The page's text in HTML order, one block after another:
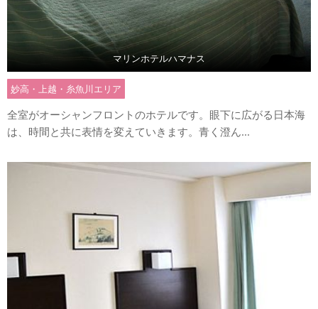
マリンホテルハマナス
妙高・上越・糸魚川エリア
全室がオーシャンフロントのホテルです。眼下に広がる日本海
は、時間と共に表情を変えていきます。青く澄ん...